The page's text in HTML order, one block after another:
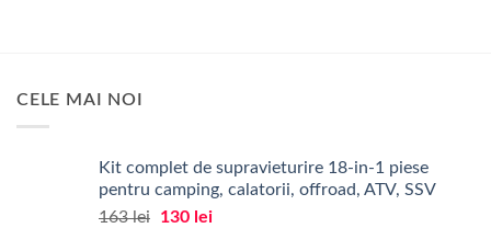
CELE MAI NOI
Kit complet de supravieturire 18-in-1 piese
pentru camping, calatorii, offroad, ATV, SSV
163lei
Prețul
130 leiPrețul